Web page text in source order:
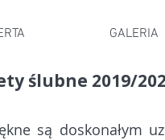
GALERIA
ślubne 2019/
są doskonałym